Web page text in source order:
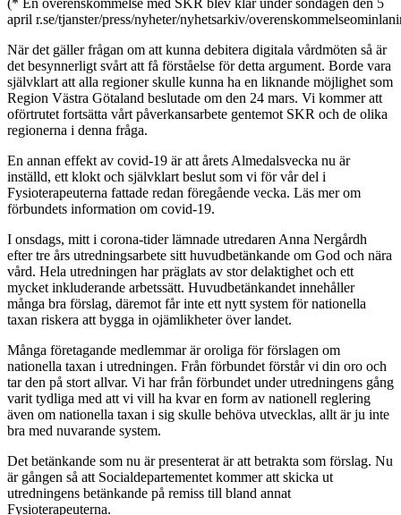
(* En överenskommelse med SKR blev klar under söndagen den 5
april r.se/tjanster/press/nyheter/nyhetsarkiv/
När det gäller frågan om att kunna debitera digitala vårdmöten så är
det besynnerligt svårt att få förståelse för detta argument. Borde vara
självklart att alla regioner skulle kunna ha en liknande möjlighet som
Region Västra Götaland beslutade om den 24 mars. Vi kommer att
oförtrutet fortsätta vårt påverkansarbete gentemot SKR och de olika
regionerna i denna fråga.
En annan effekt av covid-19 är att årets Almedalsvecka nu är
inställd, ett klokt och självklart beslut som vi för vår del i
Fysioterapeuterna fattade redan föregående vecka. Läs mer om
förbundets information om covid-19.
I onsdags, mitt i corona-tider lämnade utredaren Anna Nergårdh
efter tre års utredningsarbete sitt huvudbetänkande om God och nära
vård. Hela utredningen har präglats av stor delaktighet och ett
mycket inkluderande arbetssätt. Huvudbetänkandet innehåller
många bra förslag, däremot får inte ett nytt system för nationella
taxan riskera att bygga in ojämlikheter över landet.
Många företagande medlemmar är oroliga för förslagen om
nationella taxan i utredningen. Från förbundet förstår vi din oro och
tar den på stort allvar. Vi har från förbundet under utredningens gång
varit tydliga med att vi vill ha kvar en form av nationell reglering
även om nationella taxan i sig skulle behöva utvecklas, allt är ju inte
bra med nuvarande system.
Det betänkande som nu är presenterat är att betrakta som förslag. Nu
är gången så att Socialdepartementet kommer att skicka ut
utredningens betänkande på remiss till bland annat
Fysioterapeuterna.